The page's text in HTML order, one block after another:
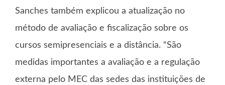
Sanches também explicou a atualização no
método de avaliação e fiscalização sobre os
cursos semipresenciais e a distância. “São
medidas importantes a avaliação e a regulação
externa pelo MEC das sedes das instituições de